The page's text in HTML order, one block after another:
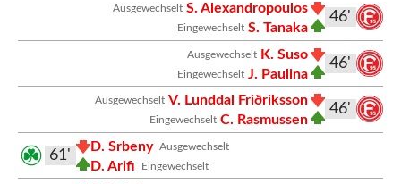
46'
Ausgewechselt S. Alexandropoulos
Eingewechselt S. Tanaka
46'
Ausgewechselt K. Suso
Eingewechselt J. Paulina
46'
Ausgewechselt V. Lunddal Friðriksson
Eingewechselt C. Rasmussen
Ausgewechselt
D. Srbeny
Eingewechselt
D. Arifi
61'